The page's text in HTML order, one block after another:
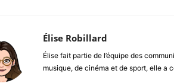
Élise Robillard
Élise fait partie de l’équipe des
musique, de cinéma et de sport, elle a